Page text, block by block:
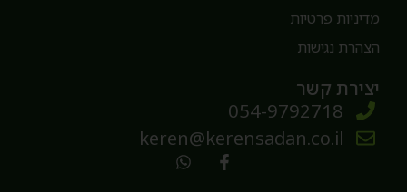
מדיניות פרטיות
הצהרת נגישות
יצירת קשר
054-9792718
keren@kerensadan.co.il